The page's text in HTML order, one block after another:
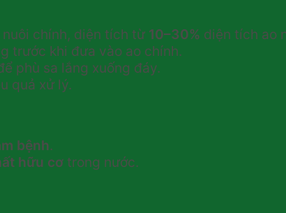
chính, diện tích từ 10–30% diện tích ao
trước khi đưa vào ao chính.
phù sa lắng xuống đáy.
quả xử lý.
bệnh.
hữu cơ trong nước.